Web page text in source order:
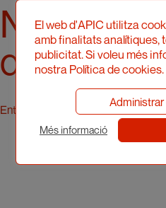
d’Egipte
N
a
Entradas anteriores
El web d'APIC utilitza
amb finalitats analítiques,
publicitat. Si voleu més
nostra Política de cookies.
Més informació